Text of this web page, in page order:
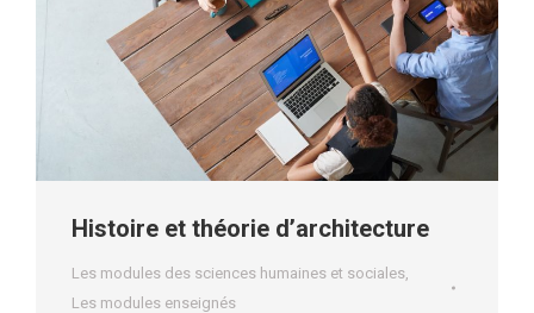
Histoire et théorie d’architecture
Les modules des sciences humaines et sociales,
Les modules enseignés